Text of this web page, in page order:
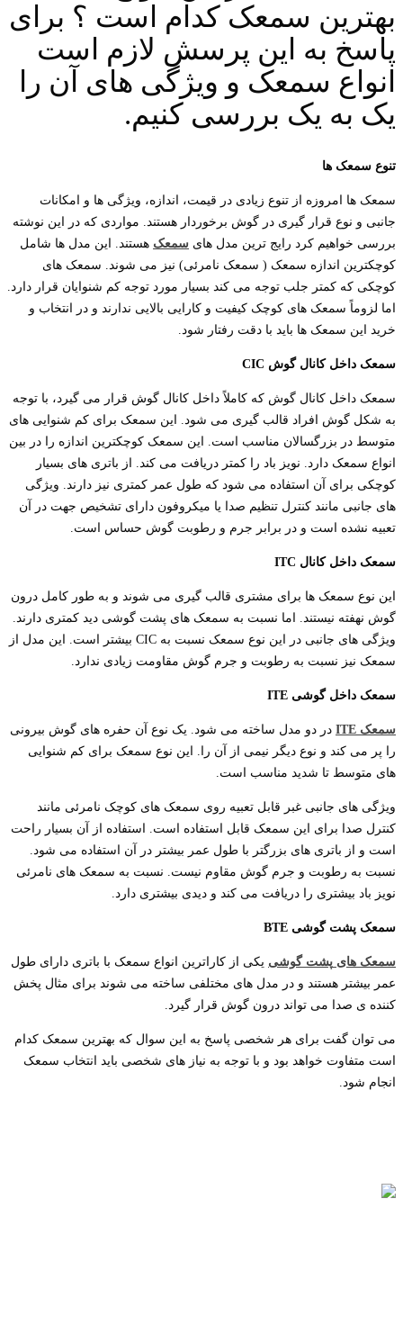
بهترین سمعک کدام است ؟ برای
پاسخ به این پرسش لازم است
انواع سمعک و ویژگی های آن را
یک به یک بررسی کنیم.
تنوع سمعک ها
سمعک ها امروزه از تنوع زیادی در قیمت، اندازه، ویژگی ها و امکانات
جانبی و نوع قرار گیری در گوش برخوردار هستند. مواردی که در این نوشته
بررسی خواهیم کرد رایج ترین مدل های سمعک هستند. این مدل ها شامل
کوچکترین اندازه سمعک ( سمعک نامرئی) نیز می شوند. سمعک های
کوچکی که کمتر جلب توجه می کند بسیار مورد توجه کم شنوایان قرار دارد.
اما لزوماً سمعک های کوچک کیفیت و کارایی بالایی ندارند و در انتخاب و
خرید این سمعک ها باید با دقت رفتار شود.
سمعک داخل کانال گوش
سمعک داخل کانال گوش که کاملاً داخل کانال گوش قرار می گیرد، با توجه
به شکل گوش افراد قالب گیری می شود. این سمعک برای کم شنوایی های
متوسط در بزرگسالان مناسب است. این سمعک کوچکترین اندازه را در بین
انواع سمعک دارد. نویز باد را کمتر دریافت می کند. از باتری های بسیار
کوچکی برای آن استفاده می شود که طول عمر کمتری نیز دارند. ویژگی
های جانبی مانند کنترل تنظیم صدا یا میکروفون دارای تشخیص جهت در آن
تعبیه نشده است و در برابر جرم و رطوبت گوش حساس است.
سمعک داخل کانال
این نوع سمعک ها برای مشتری قالب گیری می شوند و به طور کامل درون
گوش نهفته نیستند. اما نسبت به سمعک های پشت گوشی دید کمتری دارند.
ویژگی های جانبی در این نوع سمعک نسبت به CIC بیشتر است. این مدل از
سمعک نیز نسبت به رطوبت و جرم گوش مقاومت زیادی ندارد.
سمعک داخل گوشی
سمعک
در دو مدل ساخته می شود. یک نوع آن حفره های گوش بیرونی
را پر می کند و نوع دیگر نیمی از آن را. این نوع سمعک برای کم شنوایی
های متوسط تا شدید مناسب است.
ویژگی های جانبی غبر قابل تعبیه روی سمعک های کوچک نامرئی مانند
کنترل صدا برای این سمعک قابل استفاده است. استفاده از آن بسیار راحت
است و از باتری های بزرگتر با طول عمر بیشتر در آن استفاده می شود.
نسبت به رطوبت و جرم گوش مقاوم نیست. نسبت به سمعک های نامرئی
نویز باد بیشتری را دریافت می کند و دیدی بیشتری دارد.
سمعک پشت گوشی
سمعک های پشت گوشی یکی از کاراترین انواع سمعک با باتری دارای طول
عمر بیشتر هستند و در مدل های مختلفی ساخته می شوند برای مثال پخش
کننده ی صدا می تواند درون گوش قرار گیرد.
می توان گفت برای هر شخصی پاسخ به این سوال که بهترین سمعک کدام
است متفاوت خواهد بود و با توجه به نیاز های شخصی باید انتخاب سمعک
انجام شود.